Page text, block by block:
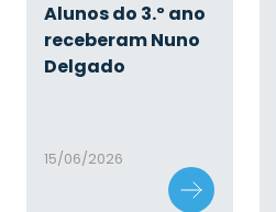
Alunos do 3.º ano
receberam Nuno
Delgado
15/06/2026